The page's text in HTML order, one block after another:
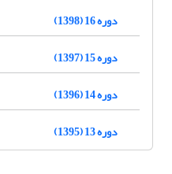
دوره 16 (1398)
دوره 15 (1397)
دوره 14 (1396)
دوره 13 (1395)